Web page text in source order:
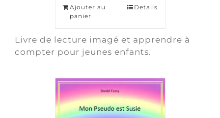
Ajouter au
panier
Details
Livre de lecture imagé et apprendre à
compter pour jeunes enfants.